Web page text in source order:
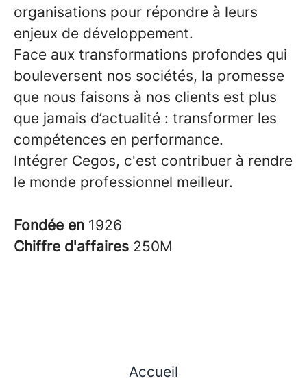
organisations pour répondre à leurs
enjeux de développement.
Face aux transformations profondes qui
bouleversent nos sociétés, la promesse
que nous faisons à nos clients est plus
que jamais d’actualité : transformer les
compétences en performance.
Intégrer Cegos, c'est contribuer à rendre
le monde professionnel meilleur.
Fondée en 1926
Chiffre d'affaires 250M
Accueil